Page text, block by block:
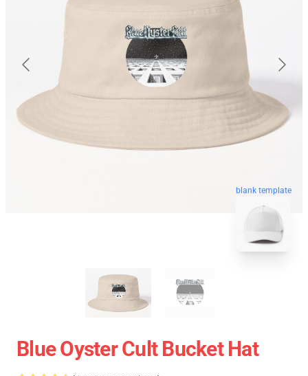
blank template
Blue Oyster Cult Bucket Hat